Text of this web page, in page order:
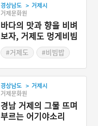
경상남도 > 거제시
거제문화원
바다의 맛과 향을 비벼
보자, 거제도 멍게비빔
밥#거제도
#비빔밥
#경상남도 별미
경상남도 > 거제시
거제문화원
경남 거제의 그물 뜨며
부르는 어기야소리